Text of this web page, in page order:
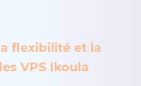
flexibilité et la
VPS Ikoula